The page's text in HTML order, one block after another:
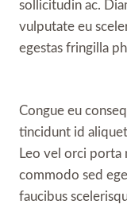
sollicitudin ac.
vulputate eu
egestas fringilla
Congue eu
tincidunt id
Leo vel orci porta
commodo sed
faucibus